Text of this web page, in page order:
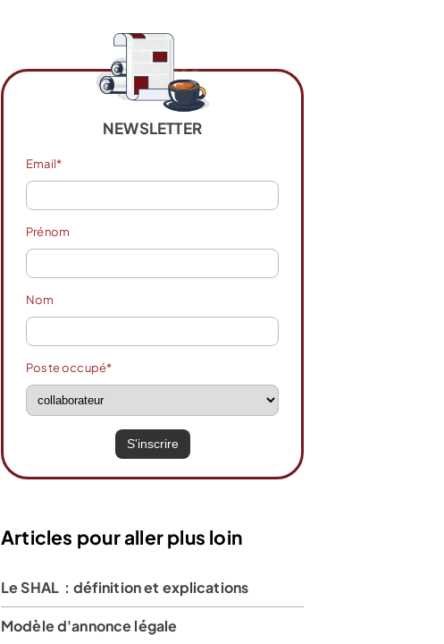
NEWSLETTER
Email*
Prénom
Nom
Poste occupé*
Articles pour aller plus loin
Le SHAL : définition et explications
Modèle d'annonce légale